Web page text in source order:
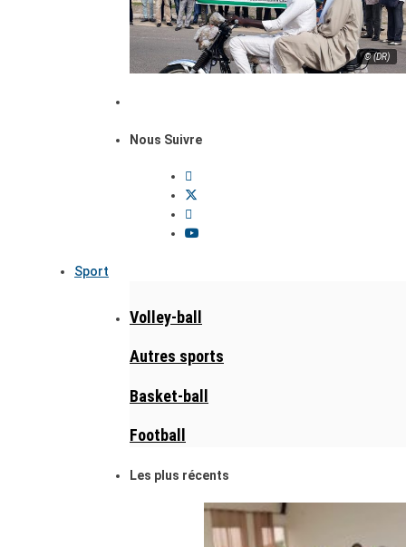
© (DR)
Nous Suivre
Sport
Volley-ball
Autres sports
Basket-ball
Football
Les plus récents